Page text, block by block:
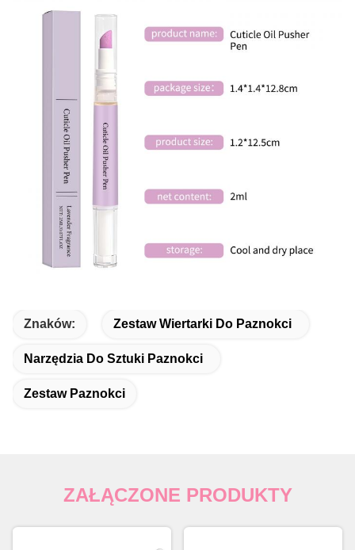
Znaków: Zestaw Wiertarki Do Paznokci
Narzędzia Do Sztuki Paznokci
Zestaw Paznokci
ZAŁĄCZONE PRODUKTY